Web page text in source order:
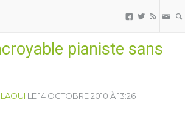
  
pianiste sans
LE 14 OCTOBRE 2010 À 13:26